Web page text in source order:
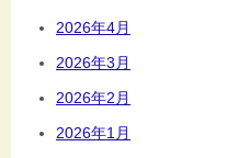
2026年4月
2026年3月
2026年2月
2026年1月